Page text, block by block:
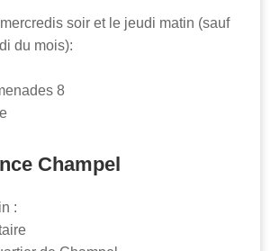
soir et le jeudi matin (sauf
du mois):
8
Champel
: